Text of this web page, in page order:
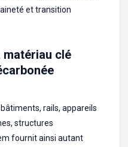
et transition
matériau clé
rails, appareils
structures
fournit ainsi autant